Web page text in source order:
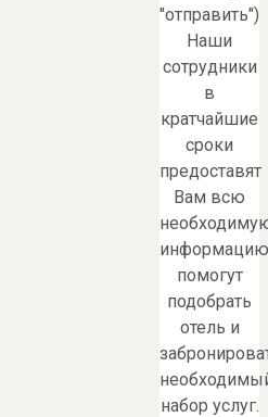
"отправить")
Наши
сотрудники
в
кратчайшие
сроки
предоставят
Вам всю
помогут
подобрать
отель и
набор услуг.